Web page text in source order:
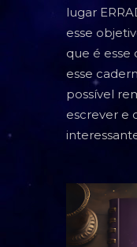
RUNAS
RUNAS
lugar
esse
que é esse
esse
possível
escrever e